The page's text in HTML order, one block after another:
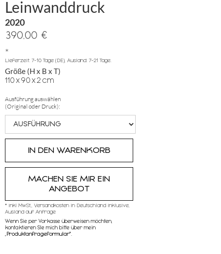
Leinwanddruck
2020
390,00 €
*
Lieferzeit: 7-10 Tage (DE), Ausland: 7-21 Tage.
Größe (H x B x T)
110x90x2 cm
Ausführung auswählen
(Original oder Druck):
MACHEN SIE MIR EIN
ANGEBOT
* inkl MwSt,, Versandkosten in Deutschland inklusive,
Ausland auf Anfrage
Wenn Sie per Vorkasse überweisen möchten,
kontaktieren SIe mich bitte über mein
Produktanfrageformular"